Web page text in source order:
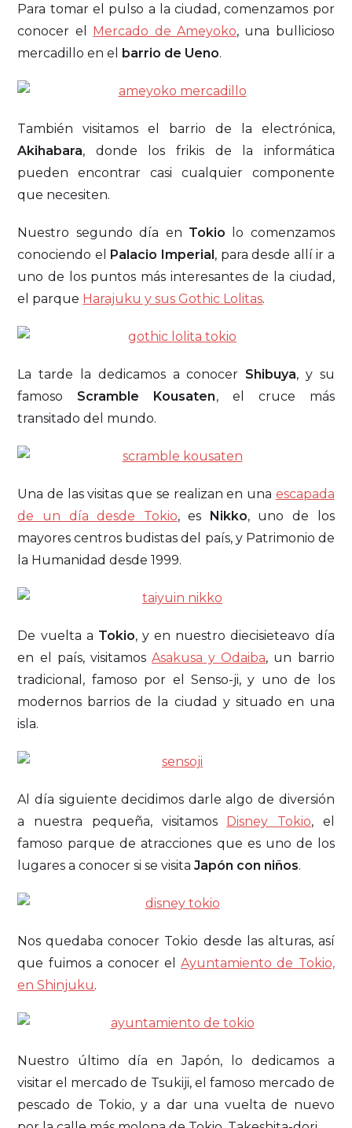
Para tomar el pulso a la ciudad, comenzamos por
conocer el Mercado de Ameyoko, una bullicioso
mercadillo en el barrio de Ueno.
También visitamos el barrio de la electrónica,
Akihabara, donde los frikis de la informática
pueden encontrar casi cualquier componente
que necesiten.
Nuestro segundo día en Tokio lo comenzamos
conociendo el Palacio Imperial, para desde allí ir a
uno de los puntos más interesantes de la ciudad,
el parque Harajuku y sus Gothic Lolitas.
La tarde la dedicamos a conocer Shibuya, y su
famoso Scramble Kousaten, el cruce más
transitado del mundo.
Una de las visitas que se realizan en una escapada
de un día desde Tokio, es Nikko, uno de los
mayores centros budistas del país, y Patrimonio de
la Humanidad desde 1999.
De vuelta a Tokio, y en nuestro diecisieteavo día
en el país, visitamos Asakusa y Odaiba, un barrio
tradicional, famoso por el Senso-ji, y uno de los
modernos barrios de la ciudad y situado en una
isla.
Al día siguiente decidimos darle algo de diversión
a nuestra pequeña, visitamos Disney Tokio, el
famoso parque de atracciones que es uno de los
lugares a conocer si se visitaJapón con niños.
Nos quedaba conocer Tokio desde las alturas, así
que fuimos a conocer elAyuntamiento de Tokio,
en Shinjuku.
Nuestro último día en Japón, lo dedicamos a
visitar el mercado de Tsukiji, el famoso mercado de
pescado de Tokio, y a dar una vuelta de nuevo